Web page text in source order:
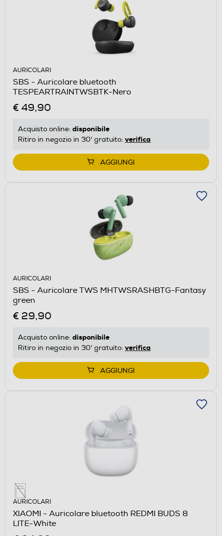
AURICOLARI
SBS - Auricolare bluetooth
TESPEARTRAINTWSBTK-Nero
€ 49,90
Acquisto online: disponibile
Ritiro in negozio in 30' gratuito: verifica
AGGIUNGI
AURICOLARI
SBS - Auricolare TWS MHTWSRASHBTG-Fantasy
green
€ 29,90
Acquisto online: disponibile
Ritiro in negozio in 30' gratuito: verifica
AGGIUNGI
AURICOLARI
XIAOMI - Auricolare bluetooth REDMI BUDS 8
LITE-White